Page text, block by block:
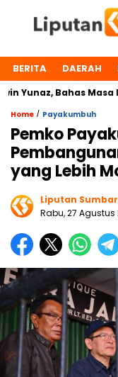
BERITA DAERAH
Bahas Masa
Home / Payakumbuh
Pemko
yang Lebih
Liputan Sumbar
Rabu, 27 Agustus